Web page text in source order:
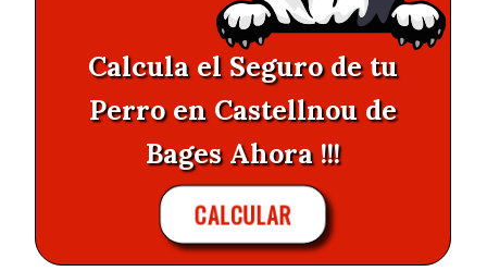
Calcula el Seguro de tu
Perro en Castellnou de
Bages Ahora !!!
CALCULAR